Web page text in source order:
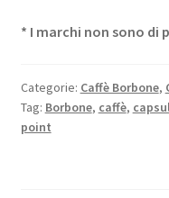
* I marchi non sono di
Categorie: Caffè Borbone,
Tag: Borbone, caffè,
point